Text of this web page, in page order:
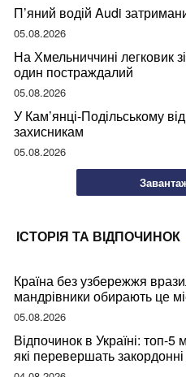
П’яний водій Audi
05.08.2026
На Хмельниччині легковик
один постраждалий
05.08.2026
У Кам’янці-Подільському
захисникам
05.08.2026
ІСТОРІЯ ТА ВІДПОЧИНОК
Країна без узбережжя
мандрівники обирають це
05.08.2026
Відпочинок в Україні: топ-5
які перевершать